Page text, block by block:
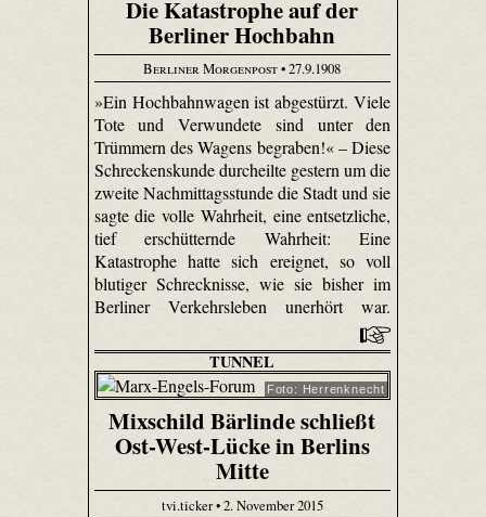
Die Katastrophe auf der
Berliner Hochbahn
Berliner Morgenpost• 27.9.1908
»Ein Hochbahnwagen ist abgestürzt. Viele
Tote und Verwundete sind unter den
Trümmern des Wagens begraben!« – Diese
Schreckenskunde durcheilte gestern um die
zweite Nachmittagsstunde die Stadt und sie
sagte die volle Wahrheit, eine entsetzliche,
tief erschütternde Wahrheit: Eine
Katastrophe hatte sich ereignet, so voll
blutiger Schrecknisse, wie sie bisher im
Berliner Verkehrsleben unerhört war.
TUNNEL
Foto: Herrenknecht
Mixschild Bärlinde schließt
Ost-West-Lücke in Berlins
Mitte
tvi.ticker • 2. November 2015